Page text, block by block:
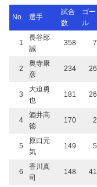
No. 選手
試合
数
ゴー
ル
1
長谷部
誠
358 7
2
奥寺康
彦
234 26
3
大迫勇
也
181 26
4
酒井高
徳
170 2
5
原口元
気
149 5
6
香川真
司
148 41